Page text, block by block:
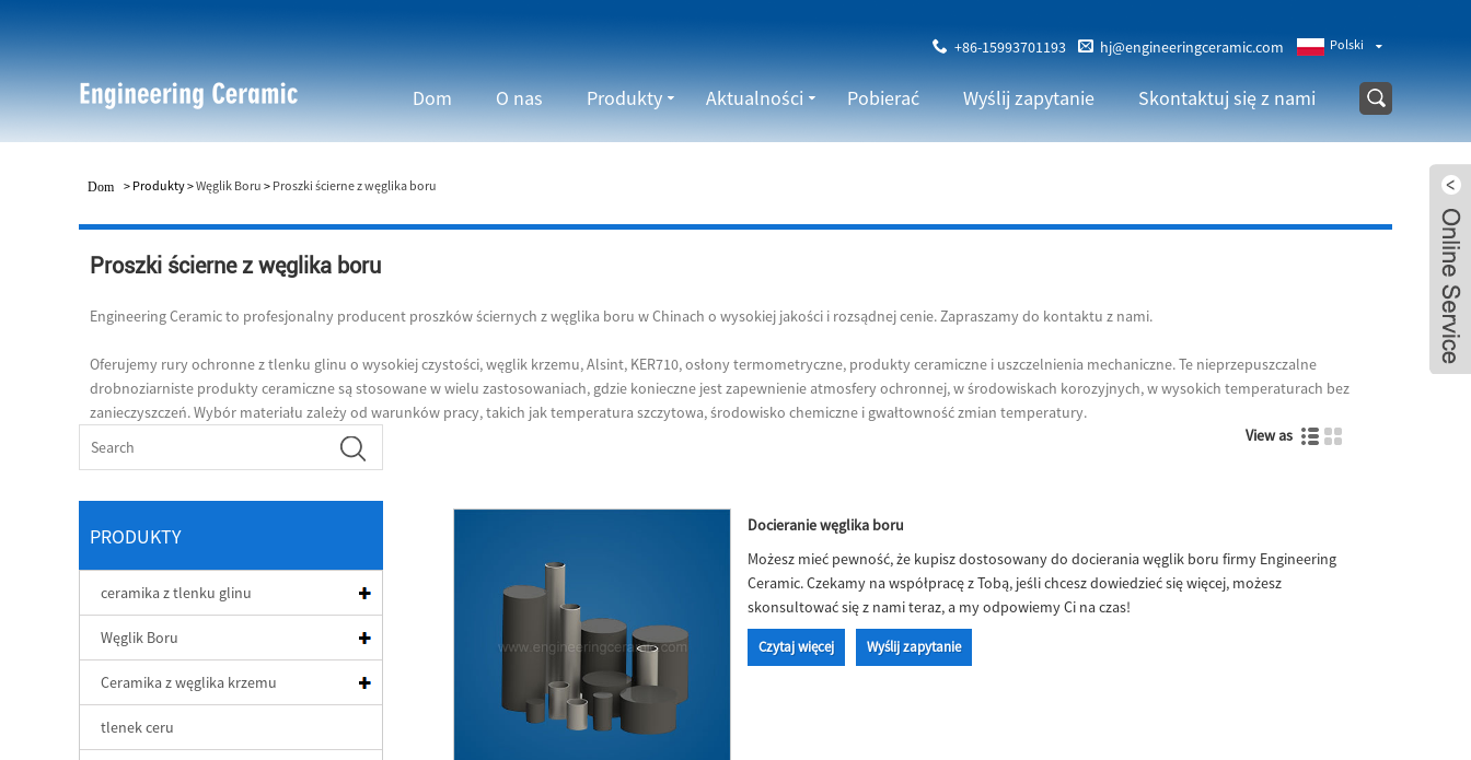
Polski
+86-15993701193 hj@engineeringceramic.com
Dom O nas Produkty Aktualności Pobierać Wyślij zapytanie Skontaktuj się z nami
Dom > Produkty>Węglik Boru > Proszki ścierne z węglika boru
Proszki ścierne z węglika boru
Engineering Ceramic to profesjonalny producent proszków ściernych z węglika boru w Chinach o wysokiej jakości i rozsądnej cenie. Zapraszamy do kontaktu z nami.
Oferujemy rury ochronne z tlenku glinu o wysokiej czystości, węglik krzemu, Alsint, KER710, osłony termometryczne, produkty ceramiczne i uszczelnienia mechaniczne. Te nieprzepuszczalne
drobnoziarniste produkty ceramiczne są stosowane w wielu zastosowaniach, gdzie konieczne jest zapewnienie atmosfery ochronnej, w środowiskach korozyjnych, w wysokich temperaturach bez
zanieczyszczeń. Wybór materiału zależy od warunków pracy, takich jak temperatura szczytowa, środowisko chemiczne i gwałtowność zmian temperatury.
PRODUKTY
ceramika z tlenku glinu
Węglik Boru
Ceramika z węglika krzemu
tlenek ceru
View as
Docieranie węglika boru
Możesz mieć pewność, że kupisz dostosowany do docierania węglik boru firmy Engineering
Ceramic. Czekamy na współpracę z Tobą, jeśli chcesz dowiedzieć się więcej, możesz
skonsultować się z nami teraz, a my odpowiemy Ci na czas!
Czytaj więcej Wyślij zapytanie